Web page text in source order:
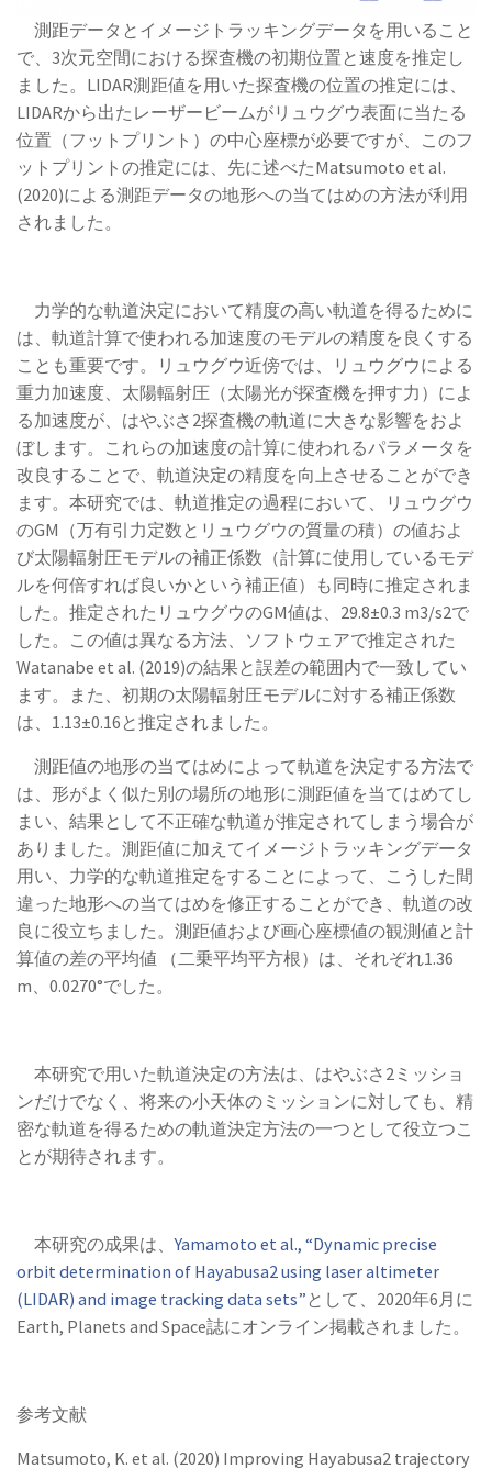
測距データとイメージトラッキングデータを用いること
で、3次元空間における探査機の初期位置と速度を推定し
ました。LIDAR測距値を用いた探査機の位置の推定には、
LIDARから出たレーザービームがリュウグウ表面に当たる
位置（フットプリント）の中心座標が必要ですが、このフ
ットプリントの推定には、先に述べたMatsumoto et al.
(2020)による測距データの地形への当てはめの方法が利用
されました。
力学的な軌道決定において精度の高い軌道を得るために
は、軌道計算で使われる加速度のモデルの精度を良くする
ことも重要です。リュウグウ近傍では、リュウグウによる
重力加速度、太陽輻射圧（太陽光が探査機を押す力）によ
る加速度が、はやぶさ2探査機の軌道に大きな影響をおよ
ぼします。これらの加速度の計算に使われるパラメータを
改良することで、軌道決定の精度を向上させることができ
ます。本研究では、軌道推定の過程において、リュウグウ
のGM（万有引力定数とリュウグウの質量の積）の値およ
び太陽輻射圧モデルの補正係数（計算に使用しているモデ
ルを何倍すれば良いかという補正値）も同時に推定されま
した。推定されたリュウグウのGM値は、29.8±0.3 m3/s2で
した。この値は異なる方法、ソフトウェアで推定された
Watanabe et al. (2019)の結果と誤差の範囲内で一致してい
ます。また、初期の太陽輻射圧モデルに対する補正係数
は、1.13±0.16と推定されました。
測距値の地形の当てはめによって軌道を決定する方法で
は、形がよく似た別の場所の地形に測距値を当てはめてし
まい、結果として不正確な軌道が推定されてしまう場合が
ありました。測距値に加えてイメージトラッキングデータ
用い、力学的な軌道推定をすることによって、こうした間
違った地形への当てはめを修正することができ、軌道の改
良に役立ちました。測距値および画心座標値の観測値と計
算値の差の平均値 （二乗平均平方根）は、それぞれ1.36
m、0.0270°でした。
本研究で用いた軌道決定の方法は、はやぶさ2ミッショ
ンだけでなく、将来の小天体のミッションに対しても、精
密な軌道を得るための軌道決定方法の一つとして役立つこ
とが期待されます。
本研究の成果は、Yamamoto et al., “Dynamic precise
orbit determination of Hayabusa2 using laser altimeter
(LIDAR) and image tracking data sets” として、2020年6月に
Earth, Planets and Space誌にオンライン掲載されました。
参考文献
Matsumoto, K. et al. (2020) Improving Hayabusa2 trajectory